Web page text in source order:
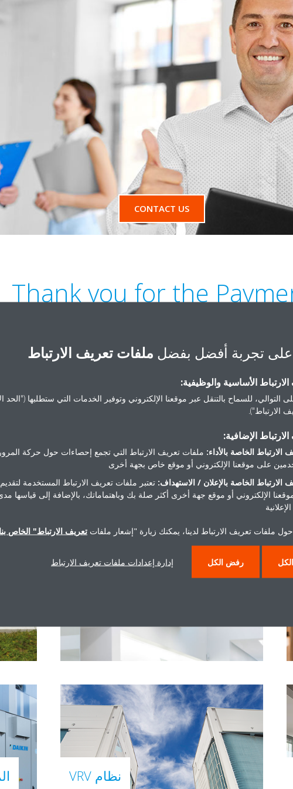
CONTACT US
Thank you for the
Find Our Products
وحدة الكاسيت
نظام VRV
تجربة أفضل بفضل ملفات تعريف الارتباط
الأساسية والوظيفية:
التوالي، للسماح بالتنقل عبر موقعنا الإلكتروني وتوفير الخدمات التي ستطلبها ("الحد
الارتباط").
الإضافية:
الارتباط الخاصة بالأداء: ملفات تعريف الارتباط التي تجمع إحصاءات حول حركة المرور
على موقعنا الإلكتروني أو موقع خاص بجهة أخرى
الارتباط الخاصة بالإعلان / الاستهداف: تعتبر ملفات تعريف الارتباط المستخدمة لتقديم
الإلكتروني أو موقع جهة أخرى أكثر صلة بك وباهتماماتك، بالإضافة إلى قياسها
ملفات تعريف الارتباط لدينا، يمكنك زيارة "إشعار ملفات تعريف الارتباط" الخاص بنا
رفض الكل إدارة إعدادات ملفات تعريف الارتباط